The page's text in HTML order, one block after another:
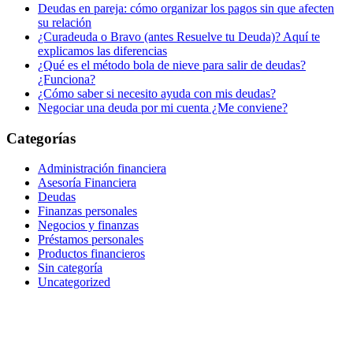
Deudas en pareja: cómo organizar los pagos sin que afecten
su relación
¿Curadeuda o Bravo (antes Resuelve tu Deuda)? Aquí te
explicamos las diferencias
¿Qué es el método bola de nieve para salir de deudas?
¿Funciona?
¿Cómo saber si necesito ayuda con mis deudas?
Negociar una deuda por mi cuenta ¿Me conviene?
Categorías
Administración financiera
Asesoría Financiera
Deudas
Finanzas personales
Negocios y finanzas
Préstamos personales
Productos financieros
Sin categoría
Uncategorized